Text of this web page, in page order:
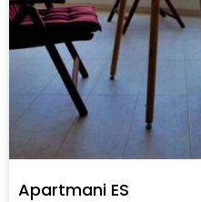
Apartmani ES